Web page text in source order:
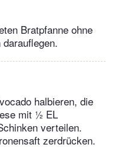
Bratpfanne ohne
halbieren, die
mit ½ EL
verteilen.
zerdrücken.